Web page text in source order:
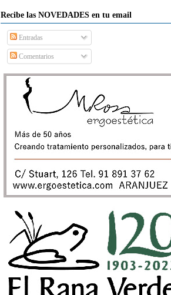
Recibe las NOVEDADES en tu email
Entradas
Comentarios